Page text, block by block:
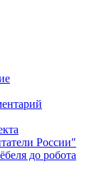
России"
до робота